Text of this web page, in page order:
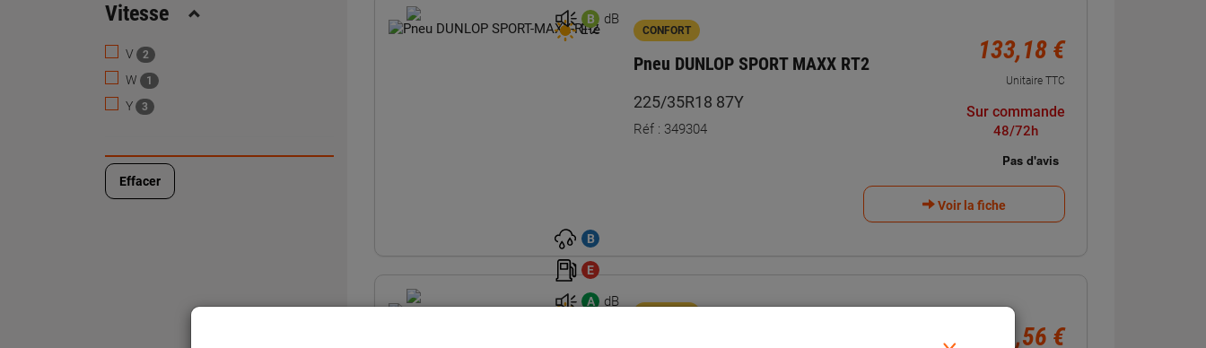
Vitesse Replier
V 2
W 1
Y 3
Effacer
Été
B dB
CONFORT
Pneu DUNLOP SPORT MAXX RT2
225/35R18 87Y
Réf : 349304
133,18 €
Unitaire TTC
Sur commande
48/72h
Voir la fiche
B
E
A dB
191,56 €